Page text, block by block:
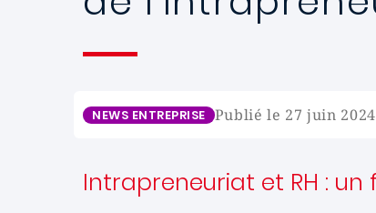
NEWS ENTREPRISE Publié le 27 juin 2024
Intrapreneuriat et RH :